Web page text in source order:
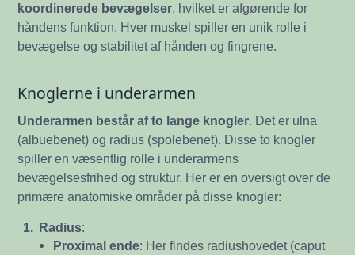
koordinerede bevægelser, hvilket er afgørende for
håndens funktion. Hver muskel spiller en unik rolle i
bevægelse og stabilitet af hånden og fingrene.
Knoglerne i underarmen
Underarmen består af to lange knogler. Det er ulna
(albuebenet) og radius (spolebenet). Disse to knogler
spiller en væsentlig rolle i underarmens
bevægelsesfrihed og struktur. Her er en oversigt over de
primære anatomiske områder på disse knogler:
1. Radius:
Proximal ende: Her findes radiushovedet (caput